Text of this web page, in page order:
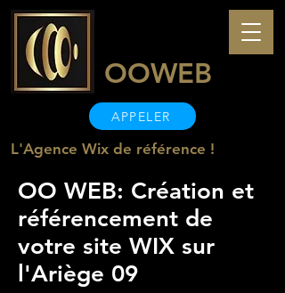
OOWEB
L'Agence Wix de référence !
APPELER
OO WEB: Création et
référencement de
votre site WIX sur
l'Ariège 09